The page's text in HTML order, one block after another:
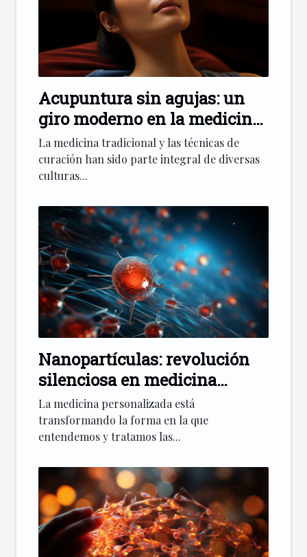
Acupuntura sin agujas: un
giro moderno en la medicina
tradicional
La medicina tradicional y las técnicas de
curación han sido parte integral de diversas
culturas...
Nanopartículas: revolución
silenciosa en medicina
personalizada
La medicina personalizada está
transformando la forma en la que
entendemos y tratamos las...